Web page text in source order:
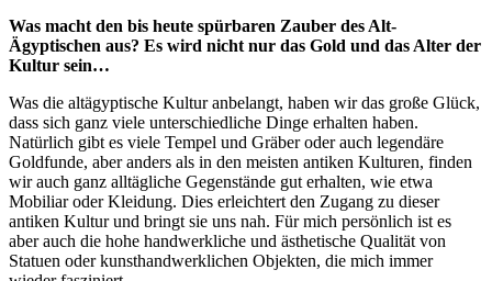
Was macht den bis heute spürbaren Zauber des Alt-
Ägyptischen aus? Es wird nicht nur das Gold und das Alter der
Kultur sein…
Was die altägyptische Kultur anbelangt, haben wir das große Glück,
dass sich ganz viele unterschiedliche Dinge erhalten haben.
Natürlich gibt es viele Tempel und Gräber oder auch legendäre
Goldfunde, aber anders als in den meisten antiken Kulturen, finden
wir auch ganz alltägliche Gegenstände gut erhalten, wie etwa
Mobiliar oder Kleidung. Dies erleichtert den Zugang zu dieser
antiken Kultur und bringt sie uns nah. Für mich persönlich ist es
aber auch die hohe handwerkliche und ästhetische Qualität von
Statuen oder kunsthandwerklichen Objekten, die mich immer